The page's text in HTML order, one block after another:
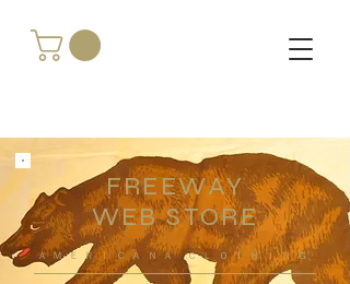
FREEWAY
WEB STORE
​ＡＭＥＲＩＣＡＮＡ ＣＬＯＴＨＩＮＧ